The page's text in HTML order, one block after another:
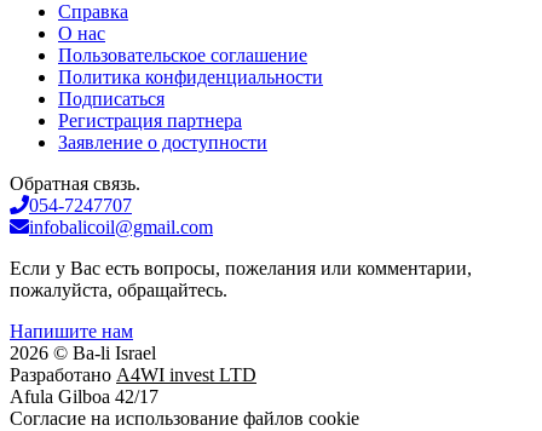
Справка
О нас
Пользовательское соглашение
Политика конфиденциальности
Подписаться
Регистрация партнера
Заявление о доступности
Обратная связь.
054-7247707
infobalicoil@gmail.com
Если у Вас есть вопросы, пожелания или комментарии,
пожалуйста, обращайтесь.
Напишите нам
2026 © Ba-li Israel
Разработано A4WI invest LTD
Afula Gilboa 42/17
Cогласие на использование файлов cookie